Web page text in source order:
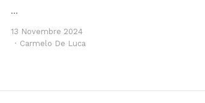
…
13 Novembre 2024
Author
Carmelo De Luca